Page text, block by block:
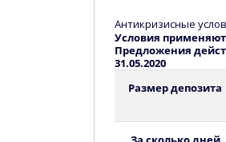
Антикризисные
Условия
Предложения
31.05.2020
Размер депозита